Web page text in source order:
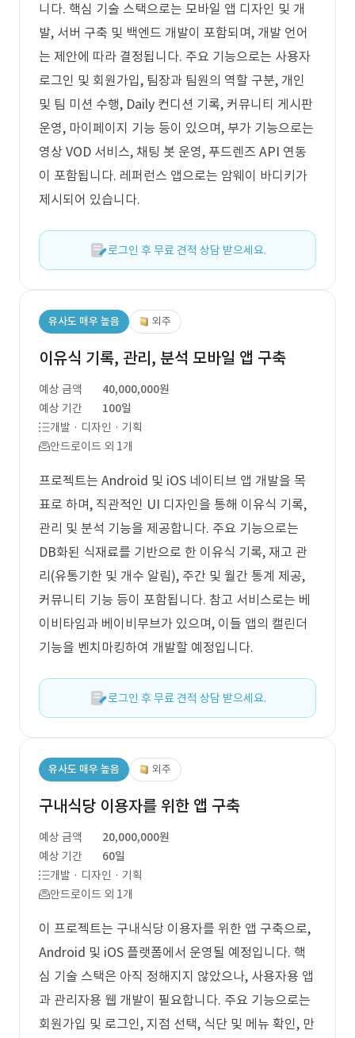
니다. 핵심 기술 스택으로는 모바일 앱 디자인 및 개
발, 서버 구축 및 백엔드 개발이 포함되며, 개발 언어
는 제안에 따라 결정됩니다. 주요 기능으로는 사용자
로그인 및 회원가입, 팀장과 팀원의 역할 구분, 개인
및 팀 미션 수행, Daily 컨디션 기록, 커뮤니티 게시판
운영, 마이페이지 기능 등이 있으며, 부가 기능으로는
영상 VOD 서비스, 채팅 봇 운영, 푸드렌즈 API 연동
이 포함됩니다. 레퍼런스 앱으로는 암웨이 바디키가
제시되어 있습니다.
로그인 후 무료 견적 상담 받으세요.
유사도 매우 높음 외주
이유식 기록, 관리, 분석 모바일 앱 구축
예상 금액
40,000,000원
예상 기간
100일
개발 · 디자인 · 기획
안드로이드 외 1개
프로젝트는 Android 및 iOS 네이티브 앱 개발을 목
표로 하며, 직관적인 UI 디자인을 통해 이유식 기록,
관리 및 분석 기능을 제공합니다. 주요 기능으로는
DB화된 식재료를 기반으로 한 이유식 기록, 재고 관
리(유통기한 및 개수 알림), 주간 및 월간 통계 제공,
커뮤니티 기능 등이 포함됩니다. 참고 서비스로는 베
이비타임과 베이비무브가 있으며, 이들 앱의 캘린더
기능을 벤치마킹하여 개발할 예정입니다.
로그인 후 무료 견적 상담 받으세요.
유사도 매우 높음 외주
구내식당 이용자를 위한 앱 구축
예상 금액
20,000,000원
예상 기간
60일
개발 · 디자인 · 기획
안드로이드 외 1개
이 프로젝트는 구내식당 이용자를 위한 앱 구축으로,
Android 및 iOS 플랫폼에서 운영될 예정입니다. 핵
심 기술 스택은 아직 정해지지 않았으나, 사용자용 앱
과 관리자용 웹 개발이 필요합니다. 주요 기능으로는
회원가입 및 로그인, 지점 선택, 식단 및 메뉴 확인, 만